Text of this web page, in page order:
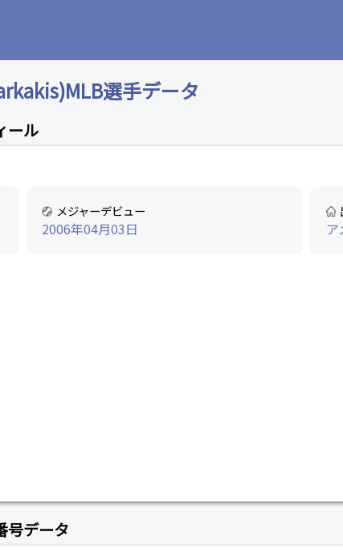
選手データ
ール
メジャーデビュー
2006年04月03日
号データ